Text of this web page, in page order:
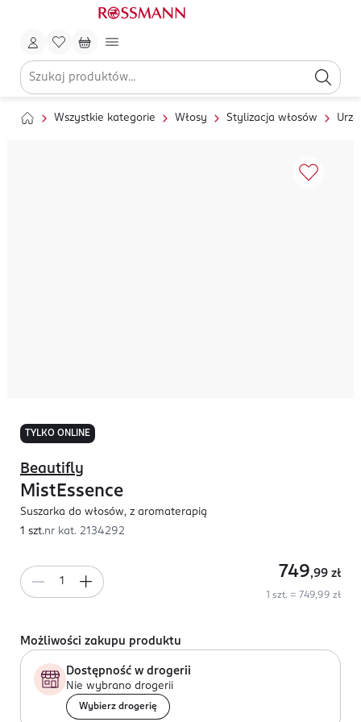
Wszystkie kategorie Włosy Stylizacja włosów
TYLKO ONLINE
Beautifly
MistEssence
Suszarka do włosów, z aromaterapią
1 szt.nr kat. 2134292
749,99 zł
1 szt. = 749,99 zł
Możliwości zakupu produktu
Dostępność w drogerii
Nie wybrano drogerii
Wybierz drogerię